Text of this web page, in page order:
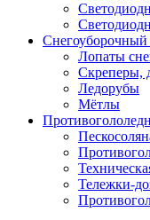
Снегоуборочный
Лопаты
Скреперы,
Ледорубы
Мётлы
Тележки-